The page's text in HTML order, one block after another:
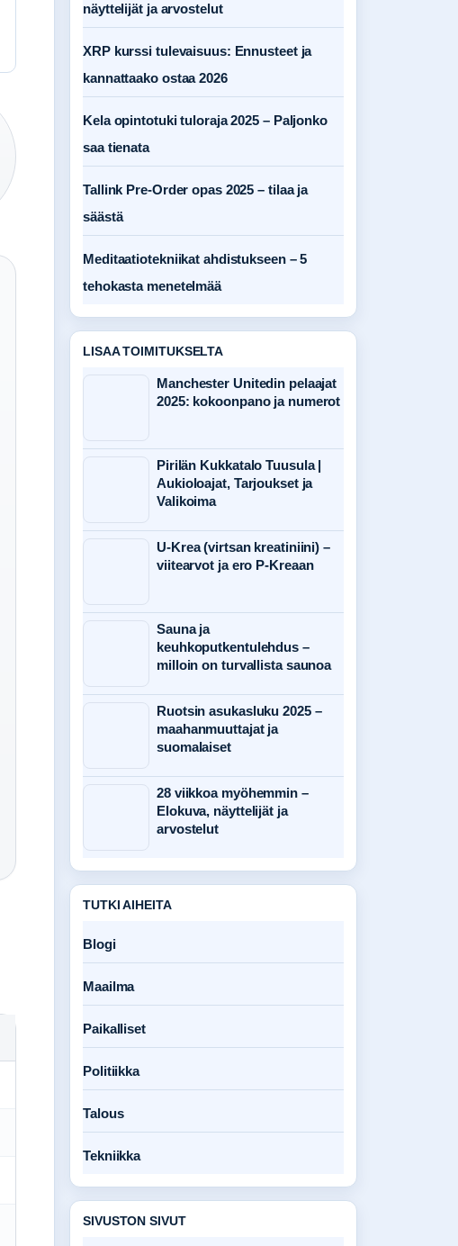
näyttelijät ja arvostelut
XRP kurssi tulevaisuus: Ennusteet ja
kannattaako ostaa 2026
Kela opintotuki tuloraja 2025 – Paljonko
saa tienata
Tallink Pre-Order opas 2025 – tilaa ja
säästä
Meditaatiotekniikat ahdistukseen – 5
tehokasta menetelmää
LISAA TOIMITUKSELTA
Manchester Unitedin pelaajat
2025: kokoonpano ja numerot
Pirilän Kukkatalo Tuusula |
Aukioloajat, Tarjoukset ja
Valikoima
U-Krea (virtsan kreatiniini) –
viitearvot ja ero P-Kreaan
Sauna ja
keuhkoputkentulehdus –
milloin on turvallista saunoa
Ruotsin asukasluku 2025 –
maahanmuuttajat ja
suomalaiset
28 viikkoa myöhemmin –
Elokuva, näyttelijät ja
arvostelut
TUTKI AIHEITA
Blogi
Maailma
Paikalliset
Politiikka
Talous
Tekniikka
SIVUSTON SIVUT